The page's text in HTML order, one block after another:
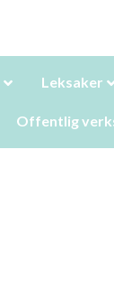
Leksaker
Offentlig